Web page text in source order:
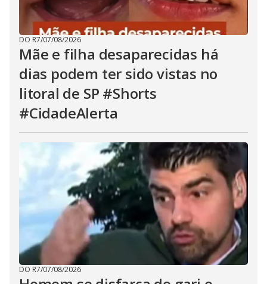
DO R7/07/08/2026
Mãe e filha desaparecidas há
dias podem ter sido vistas no
litoral de SP #Shorts
#CidadeAlerta
DO R7/07/08/2026